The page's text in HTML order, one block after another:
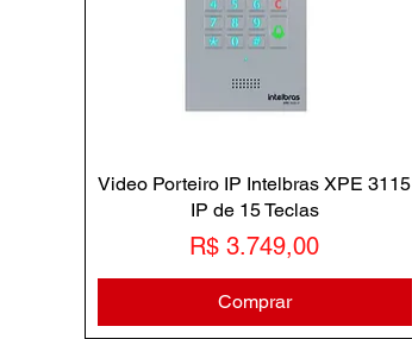
Video Porteiro IP Intelbras XPE 3115
IP de 15 Teclas
Preço
R$ 3.749,00
Comprar